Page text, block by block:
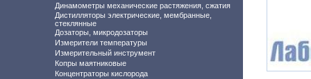
Динамометры механические растяжения, сжатия
Дистилляторы электрические, мембранные,
стеклянные
Дозаторы, микродозаторы
Измерители температуры
Измерительный инструмент
Копры маятниковые
Концентраторы кислорода